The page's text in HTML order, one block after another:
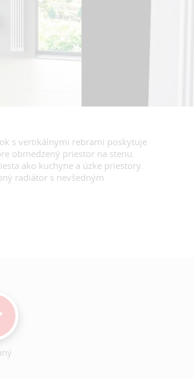
s vertikálnymi rebrami poskytuje
obmedzený priestor na stenu.
ako kuchyne a úzke priestory.
radiátor s nevšedným